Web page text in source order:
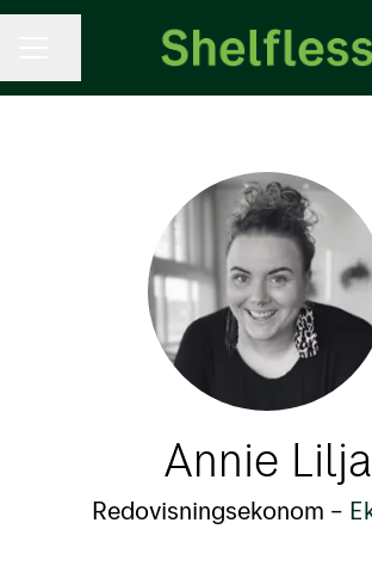
Annie Lilja
Redovisningsekonom –